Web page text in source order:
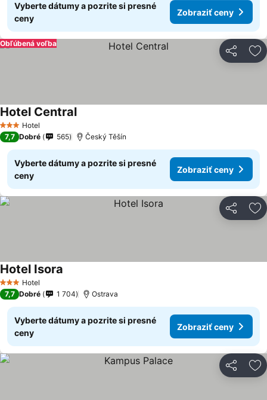
Vyberte dátumy a pozrite si presné
ceny
Zobraziť ceny
Zdieľať
Obľúbená voľba
3 Počet hviezdičiek
Hotel
Hotel Central
7,7 Dobré 565 Český Těšín
Vyberte dátumy a pozrite si presné
ceny
Zobraziť ceny
Zdieľať
3 Počet hviezdičiek
Hotel
Hotel Isora
7,7 Dobré 1 704 Ostrava
Vyberte dátumy a pozrite si presné
ceny
Zobraziť ceny
Zdieľať